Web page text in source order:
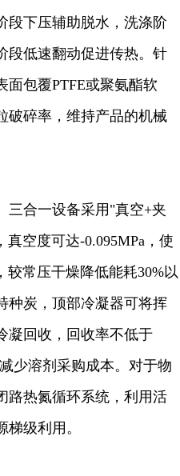
段下压辅助脱水，洗涤阶
段低速翻动促进传热。针
面包覆PTFE或聚氨酯软
破碎率，维持产品的机械
三合一设备采用"真空+夹
空度可达-0.095MPa，使
常压干燥降低能耗30%以
种炭，顶部冷凝器可将挥
凝回收，回收率不低于
少溶剂采购成本。对于物
路热氮循环系统，利用活
级利用。